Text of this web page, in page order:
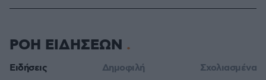
ΡΟΗ ΕΙΔΗΣΕΩΝ
Ειδήσεις Δημοφιλή Σχολιασμένα